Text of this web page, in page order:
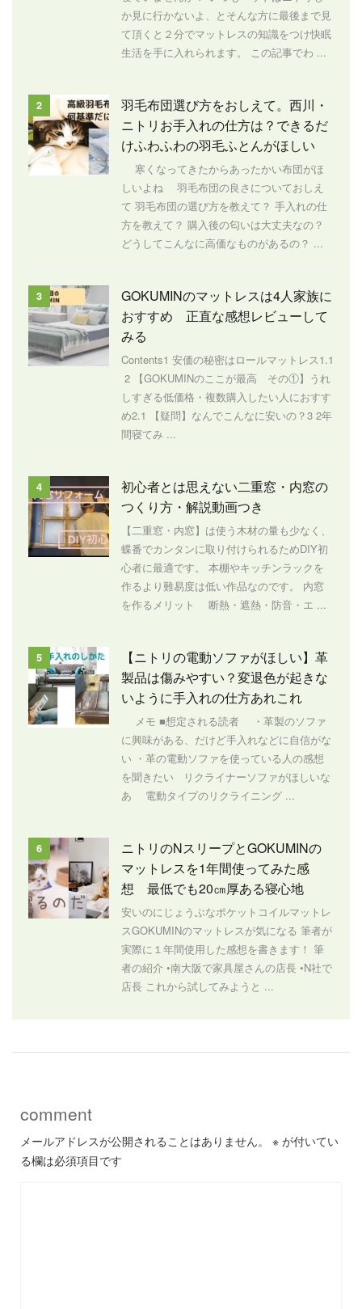
か見に行かないよ、とそんな方に最後まで見
て頂くと２分でマットレスの知識をつけ快眠
生活を手に入れられます。 この記事でわ ...
2
羽毛布団選び方をおしえて。西川・
ニトリお手入れの仕方は？できるだ
けふわふわの羽毛ふとんがほしい
寒くなってきたからあったかい布団がほ
しいよね 羽毛布団の良さについておしえ
て 羽毛布団の選び方を教えて？ 手入れの仕
方を教えて？ 購入後の匂いは大丈夫なの？
どうしてこんなに高価なものがあるの？ ...
3
GOKUMINのマットレスは4人家族に
おすすめ 正直な感想レビューして
みる
Contents1 安価の秘密はロールマットレス1.1
2 【GOKUMINのここが最高 その①】うれ
しすぎる低価格・複数購入したい人におすす
め2.1 【疑問】なんでこんなに安いの？3 2年
間寝てみ ...
4
初心者とは思えない二重窓・内窓の
つくり方・解説動画つき
【二重窓・内窓】は使う木材の量も少なく、
蝶番でカンタンに取り付けられるためDIY初
心者に最適です。 本棚やキッチンラックを
作るより難易度は低い作品なのです。 内窓
を作るメリット 断熱・遮熱・防音・エ ...
5
【ニトリの電動ソファがほしい】革
製品は傷みやすい？変退色が起きな
いように手入れの仕方あれこれ
メモ ■想定される読者 ・革製のソファ
に興味がある、だけど手入れなどに自信がな
い ・革の電動ソファを使っている人の感想
を聞きたい リクライナーソファがほしいな
あ 電動タイプのリクライニング ...
6
ニトリのNスリープとGOKUMINの
マットレスを1年間使ってみた感
想 最低でも20㎝厚ある寝心地
安いのにじょうぶなポケットコイルマットレ
スGOKUMINのマットレスが気になる 筆者が
実際に１年間使用した感想を書きます！ 筆
者の紹介 •南大阪で家具屋さんの店長 •N社で
店長 これから試してみようと ...
comment
メールアドレスが公開されることはありません。 ※ が付いてい
る欄は必須項目です